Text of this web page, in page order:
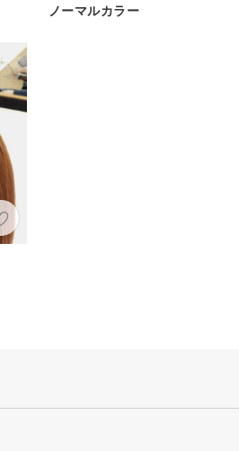
ノーマルカラー